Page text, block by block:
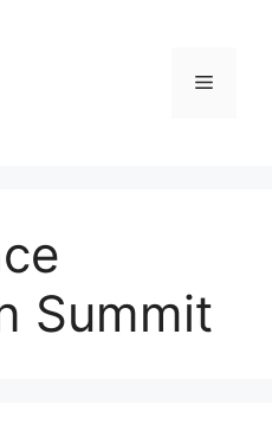
Menu
Summit